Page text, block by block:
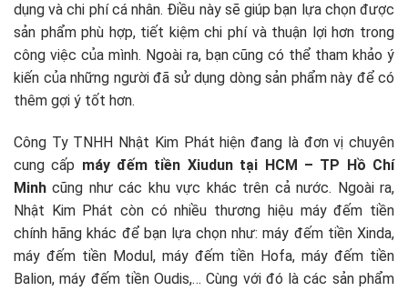
dụng và chi phí cá nhân. Điều này sẽ giúp bạn lựa chọn được
sản phẩm phù hợp, tiết kiệm chi phí và thuận lợi hơn trong
công việc của mình. Ngoài ra, bạn cũng có thể tham khảo ý
kiến của những người đã sử dụng dòng sản phẩm này để có
thêm gợi ý tốt hơn.
Công Ty TNHH Nhật Kim Phát hiện đang là đơn vị chuyên
cung cấp máy đếm tiền Xiudun tại HCM – TP Hồ Chí
Minh cũng như các khu vực khác trên cả nước. Ngoài ra,
Nhật Kim Phát còn có nhiều thương hiệu máy đếm tiền
chính hãng khác để bạn lựa chọn như: máy đếm tiền Xinda,
máy đếm tiền Modul, máy đếm tiền Hofa, máy đếm tiền
Balion, máy đếm tiền Oudis,… Cùng với đó là các sản phẩm